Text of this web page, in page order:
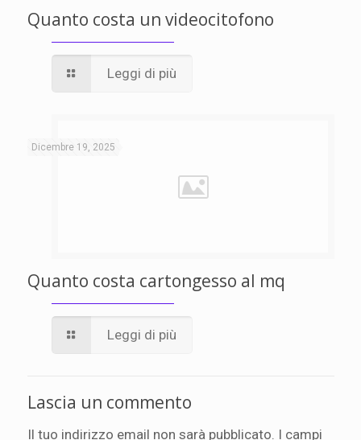
Quanto costa un videocitofono
Leggi di più
Dicembre 19, 2025
Quanto costa cartongesso al mq
Leggi di più
Lascia un commento
Il tuo indirizzo email non sarà pubblicato. I campi